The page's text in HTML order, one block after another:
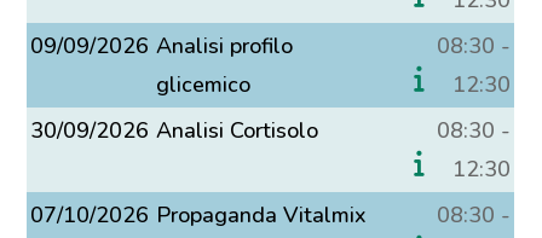
09/09/2026 Analisi profilo
glicemico
08:30 -
12:30
30/09/2026 Analisi Cortisolo
08:30 -
12:30
07/10/2026 Propaganda Vitalmix
08:30 -